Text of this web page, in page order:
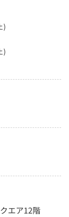
)
)
エア12階